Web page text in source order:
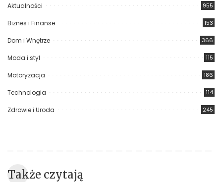
Aktualności 955
Biznes i Finanse 153
Dom i Wnętrze 366
Moda i styl 115
Motoryzacja 186
Technologia 114
Zdrowie i Uroda 245
Także czytają